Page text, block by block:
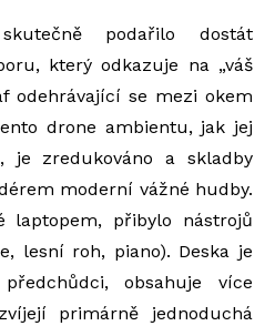
podařilo dostát
který odkazuje na „váš
odehrávající se mezi okem
drone ambientu, jak jej
je zredukováno a skladby
moderní vážné hudby.
laptopem, přibylo nástrojů
lesní roh, piano). Deska je
obsahuje více
primárně jednoduchá